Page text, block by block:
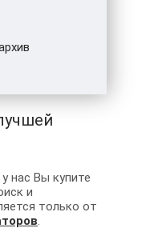
нас Вы купите
и
только от
.